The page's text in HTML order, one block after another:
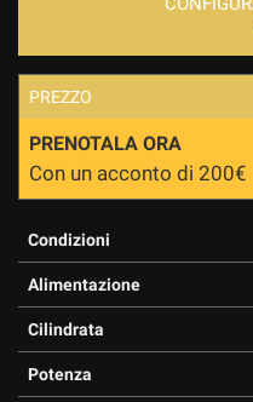
PREZZO
PRENOTALA ORA
Con un acconto di 200€
Condizioni
Alimentazione
Cilindrata
Potenza